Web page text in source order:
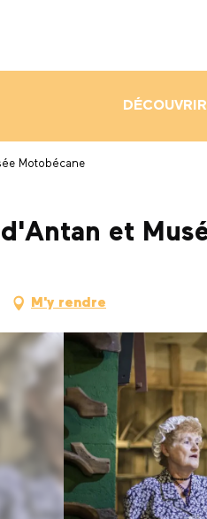
DÉCOUVRIR
Motobécane
et
M'y rendre